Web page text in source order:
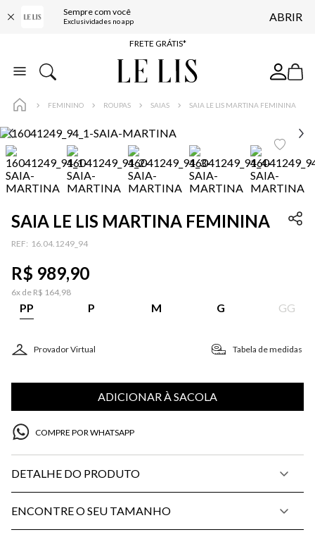
Sempre com você
Exclusividades no app ABRIR
ENTREGA EXPRESSA*
FRETE GRÁTIS*
BAIXE O APP
FEMININO ROUPAS SAIAS SAIA LE LIS MARTINA FEMININA
SAIA LE LIS MARTINA FEMININA
: 16.04.1249_94
R$ 989,90
6x de R$ 164,98
PP P M G GG
Provador Virtual Tabela de medidas
ADICIONAR À SACOLA
COMPRE POR WHATSAPP
DETALHE DO PRODUTO
ENCONTRE O SEU TAMANHO